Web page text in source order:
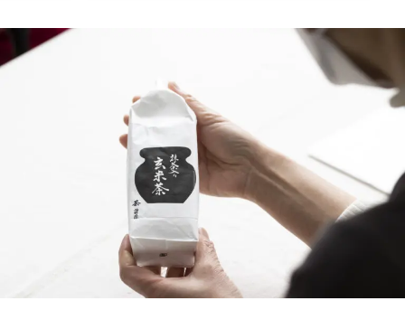
COLOURS BY CHAGOCORO